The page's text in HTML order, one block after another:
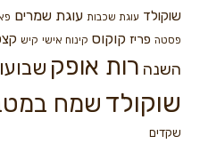
שוקולד עוגת שכבות עוגת שמרים
פסטה פריז קוקוס קינוח אישי קיש
השנה רות אופק
שוקולד שמח
שקדים